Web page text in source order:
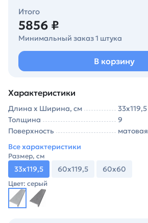
Итого
5856 ₽
Минимальный заказ 1 штука
В корзину
Характеристики
Длина х Ширина, см
33х119,5
Толщина
9
Поверхность
матовая
Все характеристики
Размер, см
33х119,5 60х119,5 60х60
Цвет: серый